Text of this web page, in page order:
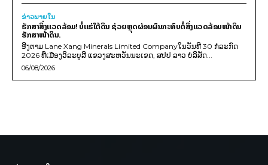
ຂ່າວພາຍ​ໃນ
ຮັກສາສິ່ງແວດລ້ອມ! ບໍ່ແຮ່ໃຕ້ດິນ ຊ່ວຍຫຼຸດຜ່ອນຜົນກະທົບຕໍ່ສິ່ງແວດລ້ອມໜ້າດິນ
ຮັກສາໜ້າດິນ.
ອີງຕາມ Lane Xang Minerals Limited Companyໃນວັນທີ 30 ກໍລະກົດ
2026 ທີ່ເມືອງວິລະບູລີ ແຂວງສະຫວັນນະເຂດ, ສປປ ລາວ ບໍລິສັດ...
06/08/2026